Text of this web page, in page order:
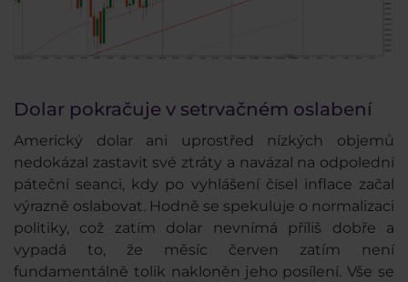
Dolar pokračuje v setrvačném oslabení
Americký dolar ani uprostřed nízkých objemů
nedokázal zastavit své ztráty a navázal na odpolední
páteční seanci, kdy po vyhlášení čísel inflace začal
výrazně oslabovat. Hodně se spekuluje o normalizaci
politiky, což zatím dolar nevnímá příliš dobře a
vypadá to, že měsíc červen zatím není
fundamentálně tolik nakloněn jeho posílení. Vše se